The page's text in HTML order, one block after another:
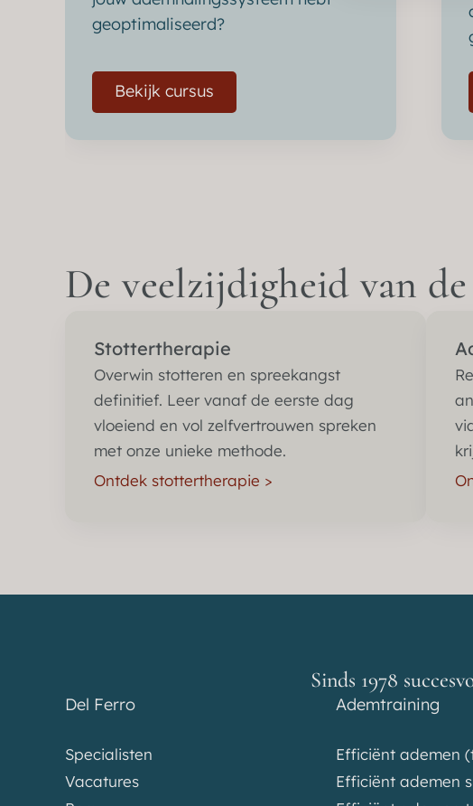
geoptimaliseerd?
Bekijk cursus
De veelzijdigheid van
Stottertherapie
Overwin stotteren en spreekangst
definitief. Leer vanaf de eerste dag
vloeiend en vol zelfvertrouwen spreken
met onze unieke methode.
Ontdek stottertherapie >
Sinds 1978
Del Ferro
Specialisten
Vacatures
Ademtraining
Efficiënt ademen
Efficiënt ademen